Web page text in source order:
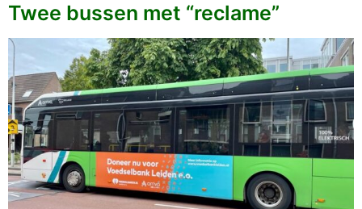
Twee bussen met “reclame”